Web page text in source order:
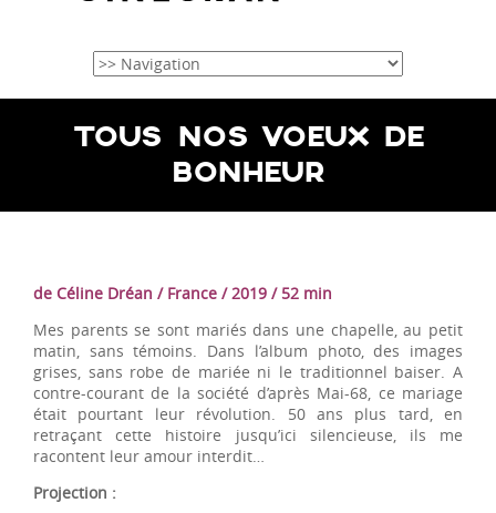
TOUS NOS VOEUX DE
BONHEUR
de Céline Dréan / France / 2019 / 52 min
Mes parents se sont mariés dans une chapelle, au petit
matin, sans témoins. Dans l’album photo, des images
grises, sans robe de mariée ni le traditionnel baiser. A
contre-courant de la société d’après Mai-68, ce mariage
était pourtant leur révolution. 50 ans plus tard, en
retraçant cette histoire jusqu’ici silencieuse, ils me
racontent leur amour interdit…
Projection :